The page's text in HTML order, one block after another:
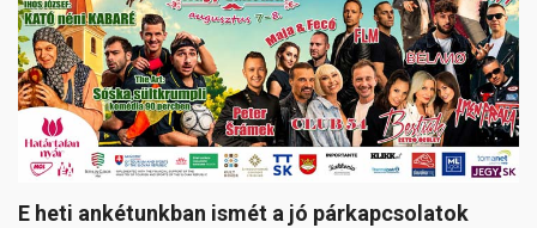
E heti ankétunkban ismét a jó párkapcsolatok